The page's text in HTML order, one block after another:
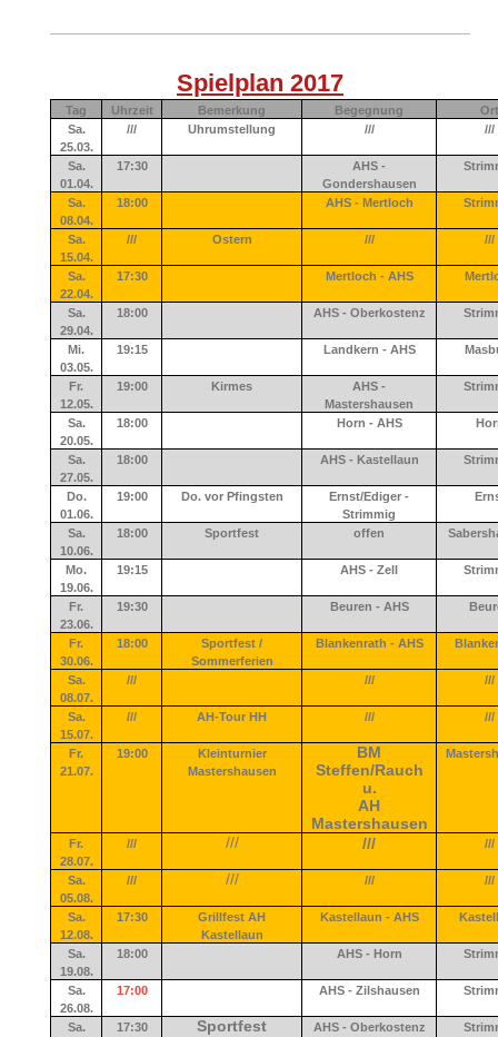
Spielplan 2017
Tag Uhrzeit Bemerkung Begegnung
Ort
Sa.
25.03.
/// Uhrumstellung /// ///
Sa.
01.04.
17:30
AHS -
Gondershausen
Sa.
08.04.
18:00 AHS - Mertloch
Sa.
15.04.
/// Ostern /// ///
Sa.
22.04.
17:30 Mertloch - AHS
Sa.
29.04.
18:00 AHS - Oberkostenz
Mi.
03.05.
19:15 Landkern - AHS
Fr.
12.05.
19:00 Kirmes
AHS -
Mastershausen
Sa.
20.05.
18:00 Horn - AHS
Sa.
27.05.
18:00 AHS - Kastellaun
Do.
01.06.
19:00 Do. vor Pfingsten
Ernst/Ediger -
Strimmig
Sa.
10.06.
18:00 Sportfest offen
Mo.
19.06.
19:15 AHS - Zell
Fr.
23.06.
19:30 Beuren - AHS
Fr.
30.06.
18:00
Sportfest /
Sommerferien
Blankenrath - AHS
Sa.
08.07.
/// /// ///
Sa.
15.07.
/// AH-Tour HH /// ///
Fr.
21.07.
19:00
Kleinturnier
Mastershausen
BM
Steffen/Rauch
u.
AH
Mastershausen
Fr.
28.07.
/// /// /// ///
Sa.
05.08.
/// /// /// ///
Sa.
12.08.
17:30
Grillfest AH
Kastellaun
Kastellaun - AHS
Sa.
19.08.
18:00 AHS - Horn
Sa.
26.08.
17:00 AHS - Zilshausen
Sa.
17:30 Sportfest AHS - Oberkostenz